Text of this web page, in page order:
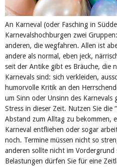
An Karneval (oder‎ Fasching in
Karnevalshochburgen zwei
anderen, die wegfahren. Allen ist
andere als normal, eben jeck,
seit der Antike gibt es Bräuche, die
Karnevals sind: sich verkleiden,
humorvolle Kritik an den
um Sinn oder Unsinn des Karnevals
Stress in dieser Zeit. Nutzen Sie die
Abstand zum Alltag zu bekommen,
Karneval entfliehen oder sogar
noch. Termine müssen nicht so
anderen sollte nicht im
Belastungen dürfen Sie für eine